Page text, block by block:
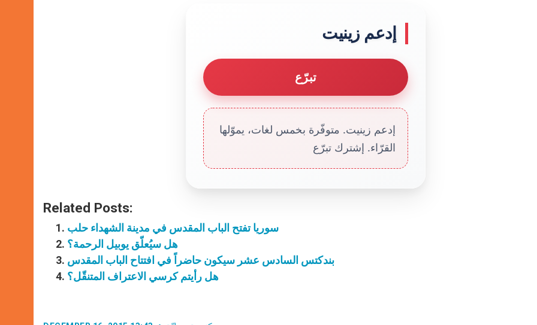
إدعم زينيت
تبرّع
إدعم زينيت. متوفّرة بخمس لغات، يموّلها
القرّاء. إشترك تبرّع
Related Posts:
سوريا تفتح الباب المقدس في مدينة الشهداء حلب
هل سيُعلّق يوبيل الرحمة؟
بندكتس السادس عشر سيكون حاضراً في افتتاح الباب المقدس
هل رأيتم كرسي الاعتراف المتنقّل؟